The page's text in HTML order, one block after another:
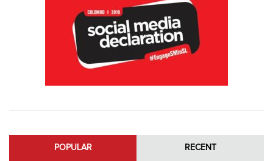
POPULAR RECENT